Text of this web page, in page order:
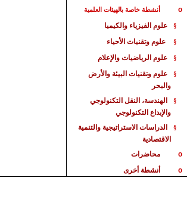
o أنشطة خاصة بالهيئات العلمية
§ علوم الفيزياء والكيميا
§ علوم وتقنيات الأحياء
§ علوم الرياضيات والإعلام
§
علوم وتقنيات البيئة والأرض
والبحر
§
الهندسة، النقل التكنولوجي
والإبداع التكنولوجي
§ الدراسات الاستراتيجية والتنمية
الاقتصادية
o محاضرات
o أنشطة أخرى